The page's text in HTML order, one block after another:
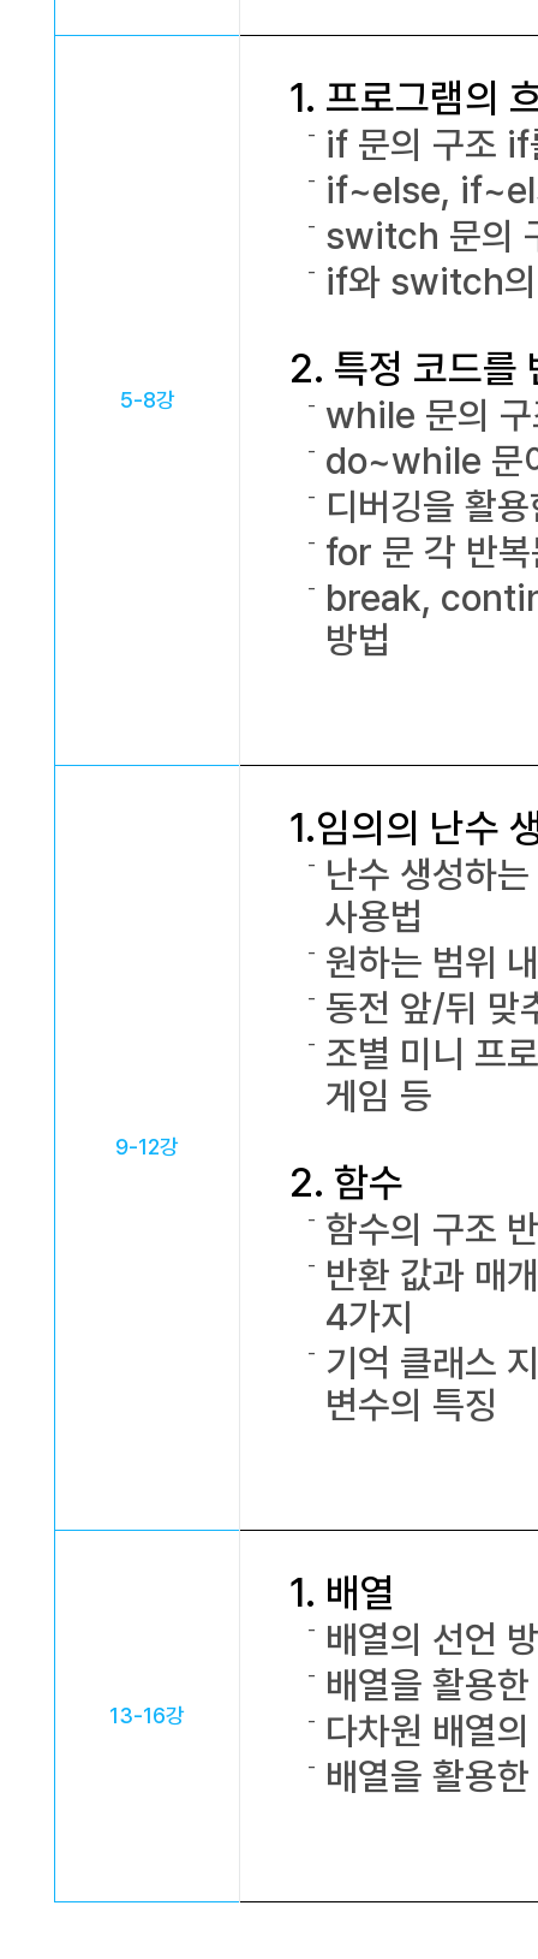
5-8강
1. 프로그램의
if 문의 구조 if
if~else,
switch 문의
if와 switch의
2. 특정 코드를
while 문의 구
do~while 문
디버깅을 활
for 문 각 반
break,
방법
9-12강
1.임의의 난수
난수 생성하
사용법
원하는 범위
동전 앞/뒤 맞
조별 미니 프
게임 등
2. 함수
함수의 구조
반환 값과 매
4가지
기억 클래스
변수의 특징
13-16강
1. 배열
배열의 선언
배열을 활용
다차원 배열
배열을 활용